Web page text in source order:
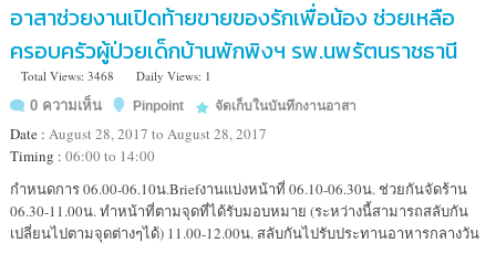
อาสาช่วยงานเปิดท้ายขายของรักเพื่อน้อง ช่วยเหลือ
ครอบครัวผู้ป่วยเด็กบ้านพักพิงฯ รพ.นพรัตนราชธานี
Total Views: 3468
Daily Views: 1
0 ความเห็น
Pinpoint จัดเก็บในบันทึกงานอาสา
Date : August 28, 2017 to August 28, 2017
Timing : 06:00 to 14:00
Location
:
ลาน
กำหนดการ 06.00-06.10น.Briefงานแบ่งหน้าที่ 06.10-06.30น. ช่วยกันจัดร้าน
06.30-11.00น. ทำหน้าที่ตามจุดที่ได้รับมอบหมาย (ระหว่างนี้สามารถสลับกัน
เปลี่ยนไปตามจุดต่างๆได้) 11.00-12.00น. สลับกันไปรับประทานอาหารกลางวัน